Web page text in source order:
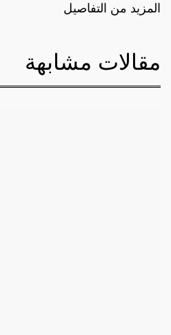
المزيد من التفاصيل
مقالات مشابهة